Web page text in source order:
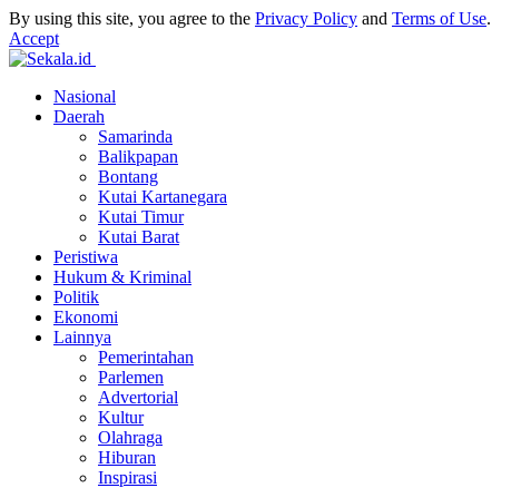
By using this site, you agree to the Privacy Policy and Terms of Use.
Accept
Nasional
Daerah
Samarinda
Balikpapan
Bontang
Kutai Kartanegara
Kutai Timur
Kutai Barat
Peristiwa
Hukum & Kriminal
Politik
Ekonomi
Lainnya
Pemerintahan
Parlemen
Advertorial
Kultur
Olahraga
Hiburan
Inspirasi